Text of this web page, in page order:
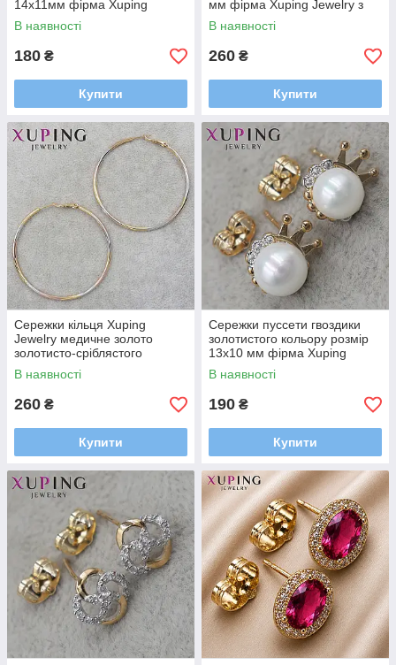
14х11мм фірма Xuping
Jewelry зі стразами та
червоними намистинами
В наявності
180 ₴
Купити
мм фірма Xuping Jewelry з
фіолетовим аметистом
В наявності
260 ₴
Купити
Сережки кільця Xuping
Jewelry медичне золото
золотисто-сріблястого
кольору застібка булавка
діаметр 5,5 см
В наявності
260 ₴
Купити
Сережки пуссети гвоздики
золотистого кольору розмір
13х10 мм фірма Xuping
Jewelry зі стразами та
перлами
В наявності
190 ₴
Купити